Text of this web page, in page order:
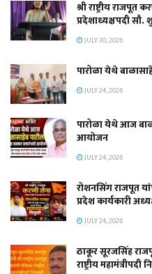
श्री राष्ट्रीय राजपूत
प्रदेशाध्यक्षपदी सौ.
JULY 30, 2026
पारोळा येथे
JULY 24, 2026
पारोळा येथे आज
आयोजन
JULY 24, 2026
रोशनसिंग राजपूत
प्रदेश कार्यकारी
JULY 24, 2026
ठाकूर सूरजसिंह
राष्ट्रीय महामंत्रीपदी